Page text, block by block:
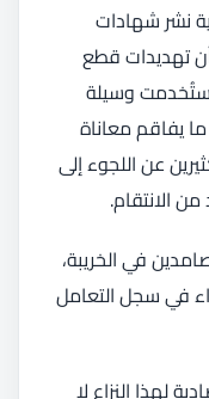
نشر شهادات
تهديدات قطع
استُخدمت وسيلة
يفاقم معاناة
عن اللجوء إلى
الانتقام.
في الخريبة،
في سجل التعامل
لهذا النزاع لا